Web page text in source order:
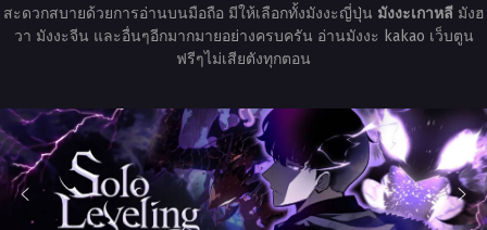
สะดวกสบายด้วยการอ่านบนมือถือ มีให้เลือกทั้งมังงะญี่ปุ่น มังงะเกาหลีมังฮ
วา มังงะจีน และอื่นๆอีกมากมายอย่างครบครัน อ่านมังงะ kakao เว็บตูน
ฟรีๆไม่เสียตังทุกตอน